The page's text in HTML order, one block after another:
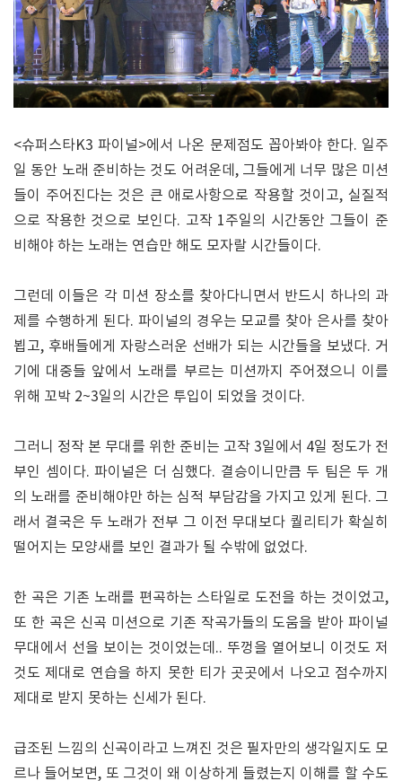
<슈퍼스타K3 파이널>에서 나온 문제점도 꼽아봐야 한다. 일주
일 동안 노래 준비하는 것도 어려운데, 그들에게 너무 많은 미션
들이 주어진다는 것은 큰 애로사항으로 작용할 것이고, 실질적
으로 작용한 것으로 보인다. 고작 1주일의 시간동안 그들이 준
비해야 하는 노래는 연습만 해도 모자랄 시간들이다.
그런데 이들은 각 미션 장소를 찾아다니면서 반드시 하나의 과
제를 수행하게 된다. 파이널의 경우는 모교를 찾아 은사를 찾아
뵙고, 후배들에게 자랑스러운 선배가 되는 시간들을 보냈다. 거
기에 대중들 앞에서 노래를 부르는 미션까지 주어졌으니 이를
위해 꼬박 2~3일의 시간은 투입이 되었을 것이다.
그러니 정작 본 무대를 위한 준비는 고작 3일에서 4일 정도가 전
부인 셈이다. 파이널은 더 심했다. 결승이니만큼 두 팀은 두 개
의 노래를 준비해야만 하는 심적 부담감을 가지고 있게 된다. 그
래서 결국은 두 노래가 전부 그 이전 무대보다 퀄리티가 확실히
떨어지는 모양새를 보인 결과가 될 수밖에 없었다.
한 곡은 기존 노래를 편곡하는 스타일로 도전을 하는 것이었고,
또 한 곡은 신곡 미션으로 기존 작곡가들의 도움을 받아 파이널
무대에서 선을 보이는 것이었는데.. 뚜껑을 열어보니 이것도 저
것도 제대로 연습을 하지 못한 티가 곳곳에서 나오고 점수까지
제대로 받지 못하는 신세가 된다.
급조된 느낌의 신곡이라고 느껴진 것은 필자만의 생각일지도 모
르나 들어보면, 또 그것이 왜 이상하게 들렸는지 이해를 할 수도